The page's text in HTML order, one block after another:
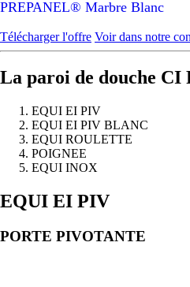
PREPANEL® Marbre Blanc
Télécharger l'offre Voir dans notre
La paroi de douche CI
EQUI EI PIV
EQUI EI PIV BLANC
EQUI ROULETTE
POIGNEE
EQUI INOX
Précédent
Suivant
EQUI EI PIV
PORTE PIVOTANTE